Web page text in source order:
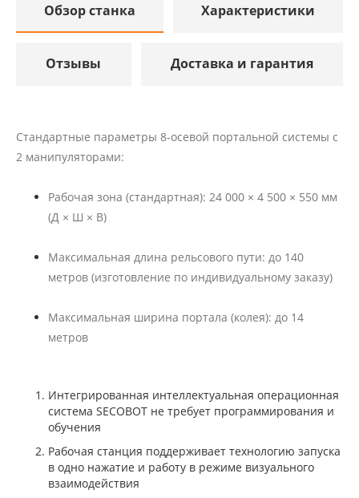
Обзор станка Характеристики
Отзывы Доставка и гарантия
Стандартные параметры 8-осевой портальной системы с
2 манипуляторами:
Рабочая зона (стандартная): 24 000 × 4 500 × 550 мм
(Д × Ш × В)
Максимальная длина рельсового пути: до 140
метров (изготовление по индивидуальному заказу)
Максимальная ширина портала (колея): до 14
метров
Интегрированная интеллектуальная операционная
система SECOBOT не требует программирования и
обучения
Рабочая станция поддерживает технологию запуска
в одно нажатие и работу в режиме визуального
взаимодействия